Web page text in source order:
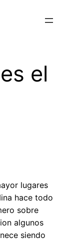
el
lugares
hace todo
sobre
algunos
siendo